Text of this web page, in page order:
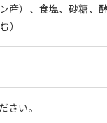
産）、食塩、砂糖
）
さい。